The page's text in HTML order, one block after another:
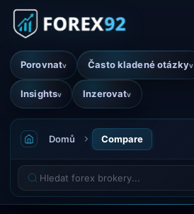
Porovnatv Často kladené otázkyv
Insightsv Inzerovatv
Domů Compare